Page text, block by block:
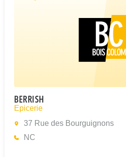
BERRISH
Epicerie
37 Rue des Bourguignons
NC